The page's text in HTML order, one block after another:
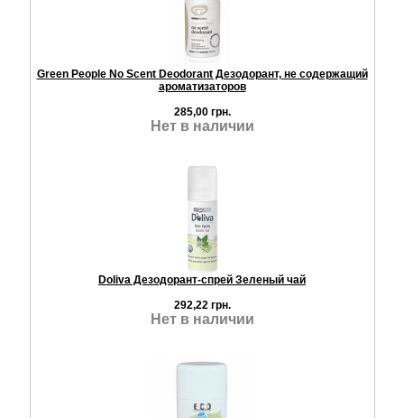
Green People No Scent Deodorant Дезодорант, не содержащий
ароматизаторов
285,00 грн.
Нет в наличии
Doliva Дезодорант-спрей Зеленый чай
292,22 грн.
Нет в наличии